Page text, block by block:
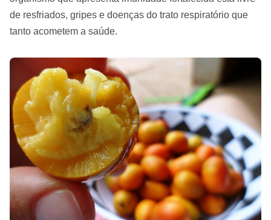
de resfriados, gripes e doenças do trato respiratório que
tanto acometem a saúde.